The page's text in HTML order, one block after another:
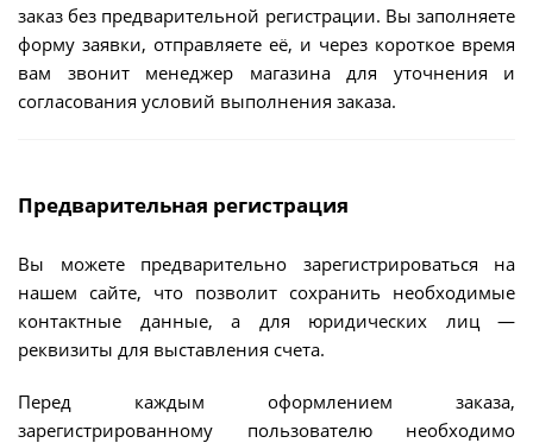
заказ без предварительной регистрации. Вы заполняете
форму заявки, отправляете её, и через короткое время
вам звонит менеджер магазина для уточнения и
согласования условий выполнения заказа.
Предварительная регистрация
Вы можете предварительно зарегистрироваться на
нашем сайте, что позволит сохранить необходимые
контактные данные, а для юридических лиц —
реквизиты для выставления счета.
Перед каждым оформлением заказа,
зарегистрированному пользователю необходимо